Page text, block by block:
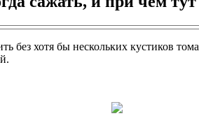
без хотя бы нескольких кустиков